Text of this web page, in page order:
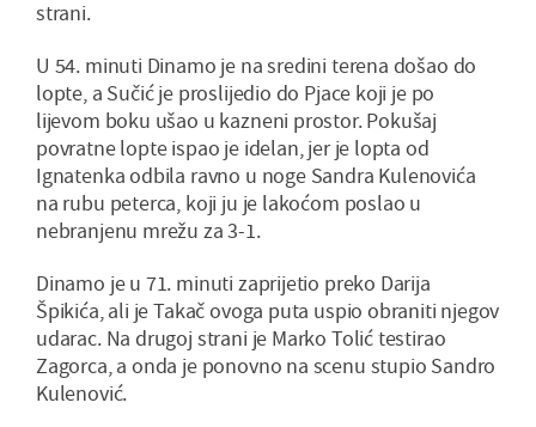
strani.
U 54. minuti Dinamo je na sredini terena došao do
lopte, a Sučić je proslijedio do Pjace koji je po
lijevom boku ušao u kazneni prostor. Pokušaj
povratne lopte ispao je idelan, jer je lopta od
Ignatenka odbila ravno u noge Sandra Kulenovića
na rubu peterca, koji ju je lakoćom poslao u
nebranjenu mrežu za 3-1.
Dinamo je u 71. minuti zaprijetio preko Darija
Špikića, ali je Takač ovoga puta uspio obraniti njegov
udarac. Na drugoj strani je Marko Tolić testirao
Zagorca, a onda je ponovno na scenu stupio Sandro
Kulenović.